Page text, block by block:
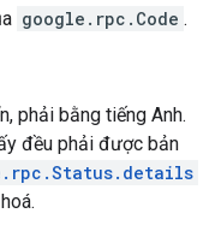
google.rpc.Code .
phải bằng tiếng Anh.
đều phải được bản